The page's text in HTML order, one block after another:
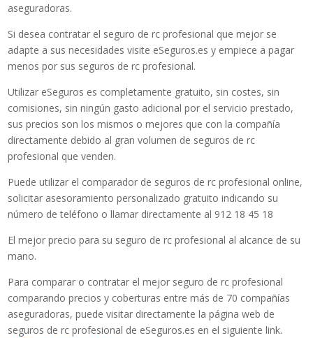
aseguradoras.
Si desea contratar el seguro de rc profesional que mejor se
adapte a sus necesidades visite eSeguros.es y empiece a pagar
menos por sus seguros de rc profesional.
Utilizar eSeguros es completamente gratuito, sin costes, sin
comisiones, sin ningún gasto adicional por el servicio prestado,
sus precios son los mismos o mejores que con la compañía
directamente debido al gran volumen de seguros de rc
profesional que venden.
Puede utilizar el comparador de seguros de rc profesional online,
solicitar asesoramiento personalizado gratuito indicando su
número de teléfono o llamar directamente al 912 18 45 18
El mejor precio para su seguro de rc profesional al alcance de su
mano.
Para comparar o contratar el mejor seguro de rc profesional
comparando precios y coberturas entre más de 70 compañías
aseguradoras, puede visitar directamente la página web de
seguros de rc profesional de eSeguros.es en el siguiente link.